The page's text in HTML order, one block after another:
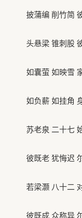
披蒲编 削竹简
头悬梁 锥刺股
如囊萤 如映雪
如负薪 如挂角
苏老泉 二十七
彼既老 犹悔迟
若梁灏 八十二
彼既成 众称异